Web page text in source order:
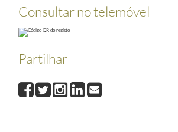
estatísticos por setor de atividade
forma como os produtores de batata, carne e leite do
Consultar no telemóvel
Partilhar